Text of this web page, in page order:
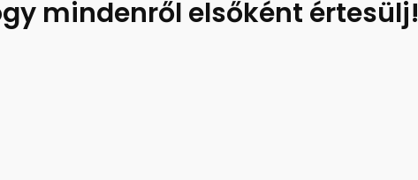
mindenről elsőként értesülj!